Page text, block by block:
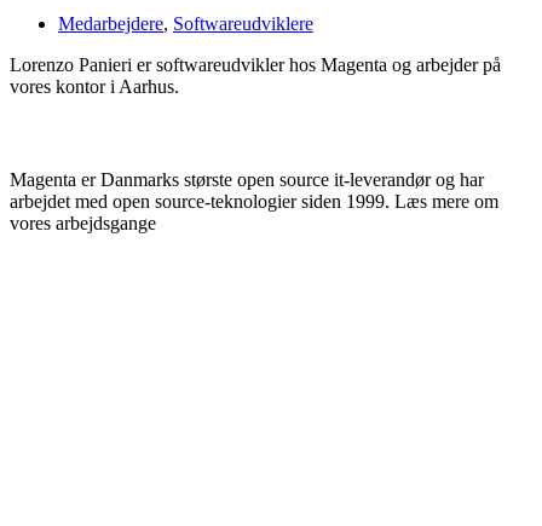
Medarbejdere, Softwareudviklere
Lorenzo Panieri er softwareudvikler hos Magenta og arbejder på
vores kontor i Aarhus.
Magenta er Danmarks største open source it-leverandør og har
arbejdet med open source-teknologier siden 1999. Læs mere om
vores arbejdsgange